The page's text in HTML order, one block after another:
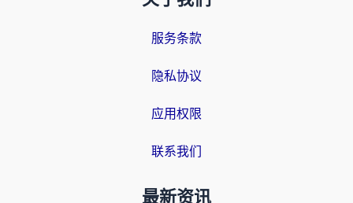
服务条款
隐私协议
应用权限
联系我们
最新资讯